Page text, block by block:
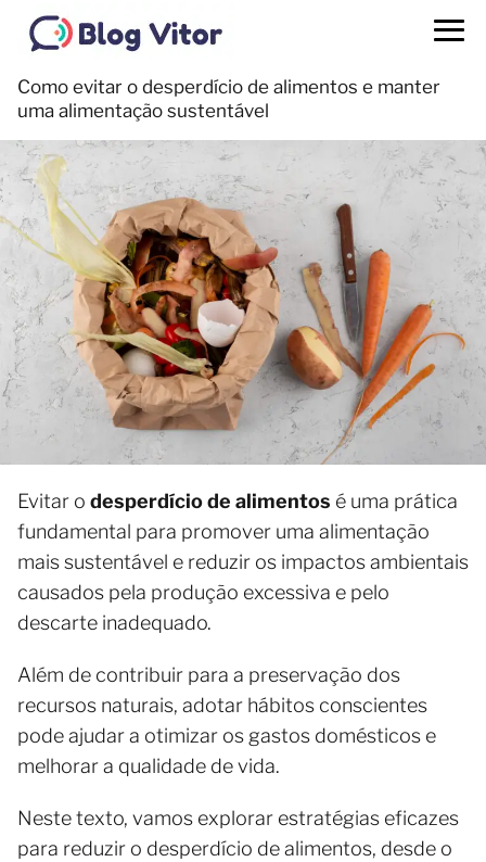
Como evitar o desperdício de alimentos e manter
uma alimentação sustentável
Evitar o desperdício de alimentos é uma prática
fundamental para promover uma alimentação
mais sustentável e reduzir os impactos ambientais
causados pela produção excessiva e pelo
descarte inadequado.
Além de contribuir para a preservação dos
recursos naturais, adotar hábitos conscientes
pode ajudar a otimizar os gastos domésticos e
melhorar a qualidade de vida.
Neste texto, vamos explorar estratégias eficazes
para reduzir o desperdício de alimentos, desde o